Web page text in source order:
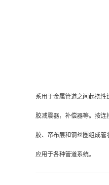
系用于金属管道之间起挠
胶减震器，补偿器等。按
胶、帘布层和钢丝圈组成管
应用于各种管道系统。